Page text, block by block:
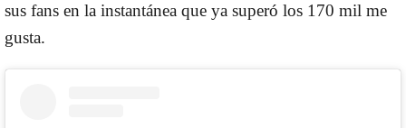
sus fans en la instantánea que ya superó los 170 mil me
gusta.